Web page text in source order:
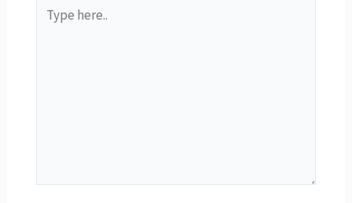
here..